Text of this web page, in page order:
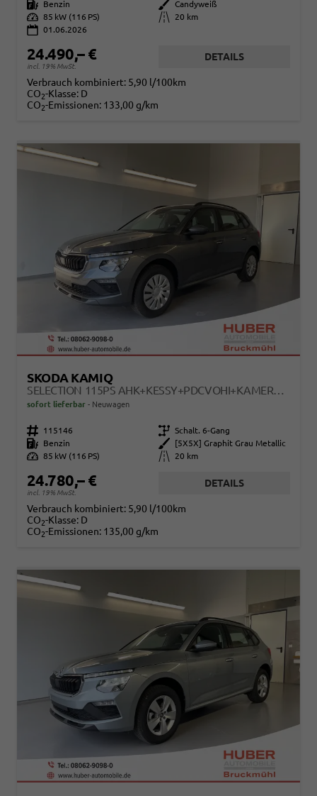
Kraftstoff Benzin Außenfarbe
Candyweiß
Leistung 85 kW (116 PS) Kilometerstand
20 km
01.06.2026
24.490,– €
incl. 19% MwSt.
DETAILS
Verbrauch kombiniert: 5,90 l/100km
CO2-Klasse: D
CO2-Emissionen: 133,00 g/km
SKODA KAMIQ
SELECTION 115PS AHK+KESSY+PDCVOHI+KAMERA+CLIMATRONIC+APPCONNECT+SITZHEIZUNG
sofort lieferbar Neuwagen
Fahrzeugnr. 115146 Getriebe Schalt. 6-Gang
Kraftstoff
Benzin Außenfarbe
[5X5X] Graphit Grau Metallic
Leistung 85 kW (116 PS) Kilometerstand 20 km
24.780,– €
incl. 19% MwSt.
DETAILS
Verbrauch kombiniert: 5,90 l/100km
CO2-Klasse: D
CO2-Emissionen: 135,00 g/km